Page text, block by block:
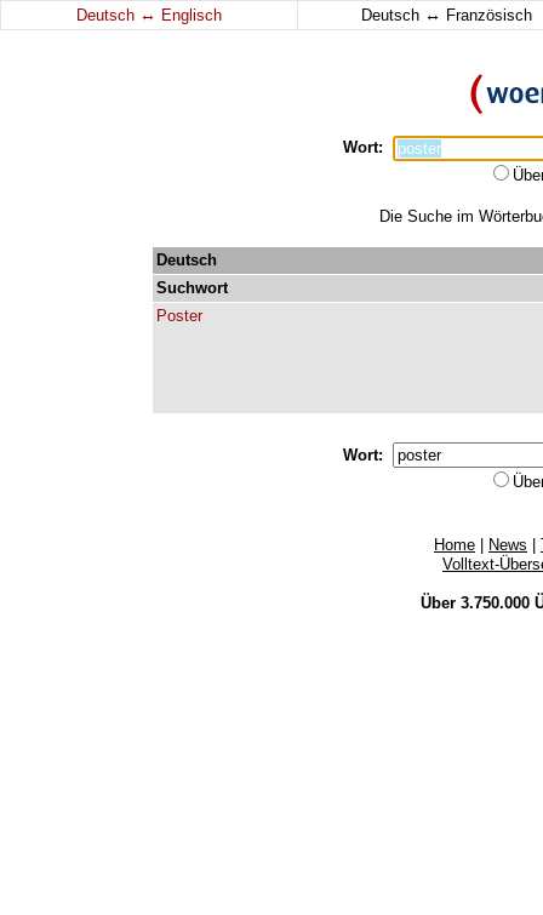
Deutsch ↔ Englisch Deutsch ↔ Französisch
Wort:
Die Suche im
Deutsch
Suchwort
Poster
Wort:
Home News
Volltext-
Über 3.750.000